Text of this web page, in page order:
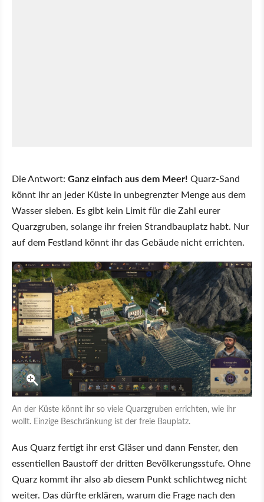
Die Antwort: Ganz einfach aus dem Meer! Quarz-Sand
könnt ihr an jeder Küste in unbegrenzter Menge aus dem
Wasser sieben. Es gibt kein Limit für die Zahl eurer
Quarzgruben, solange ihr freien Strandbauplatz habt. Nur
auf dem Festland könnt ihr das Gebäude nicht errichten.
An der Küste könnt ihr so viele Quarzgruben errichten, wie ihr
wollt. Einzige Beschränkung ist der freie Bauplatz.
Aus Quarz fertigt ihr erst Gläser und dann Fenster, den
essentiellen Baustoff der dritten Bevölkerungsstufe. Ohne
Quarz kommt ihr also ab diesem Punkt schlichtweg nicht
weiter. Das dürfte erklären, warum die Frage nach den